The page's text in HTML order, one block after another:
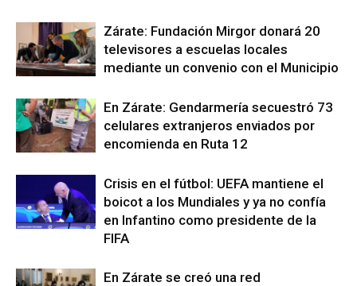
Zárate: Fundación Mirgor donará 20
televisores a escuelas locales
mediante un convenio con el Municipio
En Zárate: Gendarmería secuestró 73
celulares extranjeros enviados por
encomienda en Ruta 12
Crisis en el fútbol: UEFA mantiene el
boicot a los Mundiales y ya no confía
en Infantino como presidente de la
FIFA
En Zárate se creó una red